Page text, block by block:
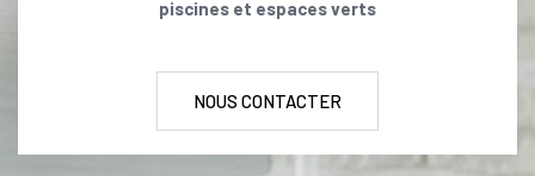
piscines et espaces verts
NOUS CONTACTER